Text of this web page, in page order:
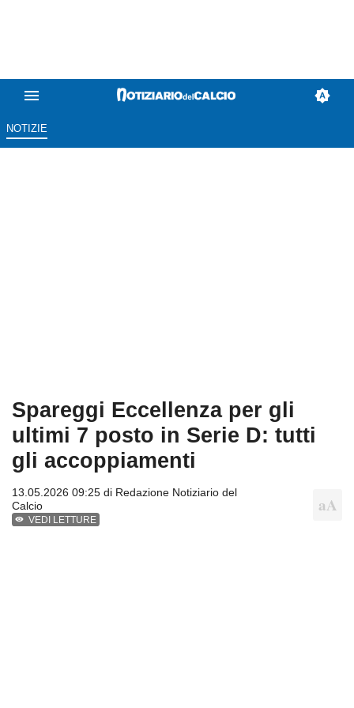
NOTIZIE
Spareggi Eccellenza per gli
ultimi 7 posto in Serie D: tutti
gli accoppiamenti
13.05.2026 09:25 di Redazione Notiziario del
Calcio
VEDI LETTURE